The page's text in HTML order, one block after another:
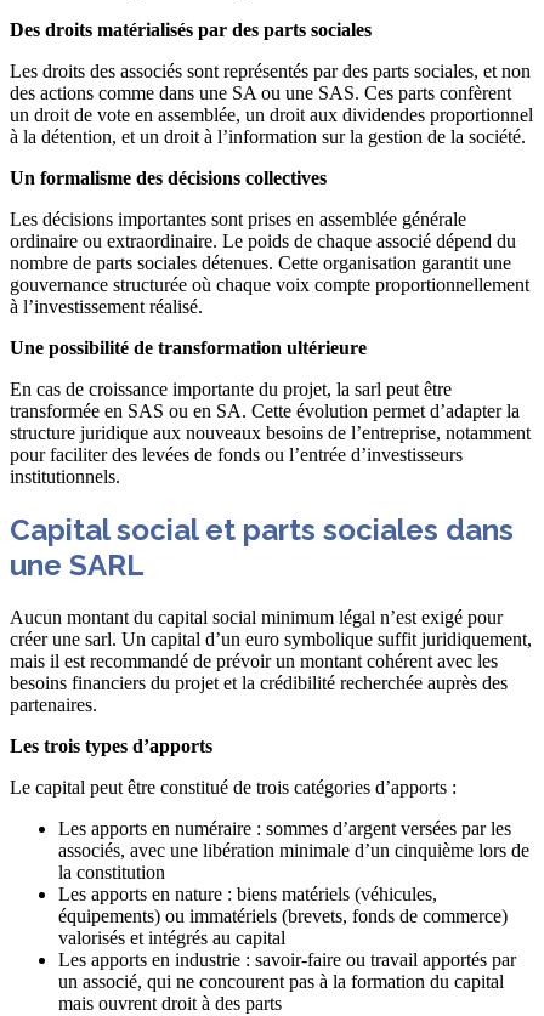
Des droits matérialisés par des parts sociales
Les droits des associés sont représentés par des parts sociales, et non
des actions comme dans une SA ou une SAS. Ces parts confèrent
un droit de vote en assemblée, un droit aux dividendes proportionnel
à la détention, et un droit à l’information sur la gestion de la société.
Un formalisme des décisions collectives
Les décisions importantes sont prises en assemblée générale
ordinaire ou extraordinaire. Le poids de chaque associé dépend du
nombre de parts sociales détenues. Cette organisation garantit une
gouvernance structurée où chaque voix compte proportionnellement
à l’investissement réalisé.
Une possibilité de transformation ultérieure
En cas de croissance importante du projet, la sarl peut être
transformée en SAS ou en SA. Cette évolution permet d’adapter la
structure juridique aux nouveaux besoins de l’entreprise, notamment
pour faciliter des levées de fonds ou l’entrée d’investisseurs
institutionnels.
Capital social et parts sociales dans
une SARL
Aucun montant du capital social minimum légal n’est exigé pour
créer une sarl. Un capital d’un euro symbolique suffit juridiquement,
mais il est recommandé de prévoir un montant cohérent avec les
besoins financiers du projet et la crédibilité recherchée auprès des
partenaires.
Les trois types d’apports
Le capital peut être constitué de trois catégories d’apports :
Les apports en numéraire : sommes d’argent versées par les
associés, avec une libération minimale d’un cinquième lors de
la constitution
Les apports en nature : biens matériels (véhicules,
équipements) ou immatériels (brevets, fonds de commerce)
valorisés et intégrés au capital
Les apports en industrie : savoir-faire ou travail apportés par
un associé, qui ne concourent pas à la formation du capital
mais ouvrent droit à des parts